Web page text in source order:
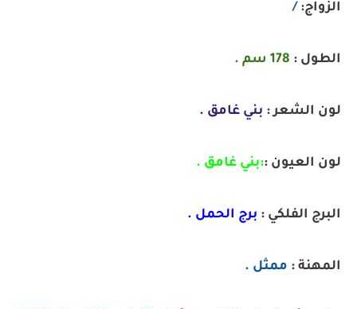
الزواج: /
الطول : 178 سم .
لون الشعر : بني غامق .
لون العيون ::بني غامق .
البرج الفلكي : برج الحمل .
المهنة : ممثل .